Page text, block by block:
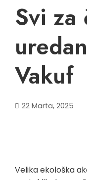
Svi za
Vakuf
22 Marta, 2025
Velika ekološka